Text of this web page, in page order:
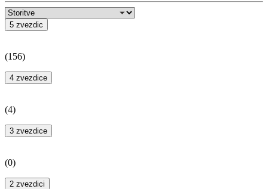
5 zvezdic
(156)
4 zvezdice
(4)
3 zvezdice
(0)
2 zvezdici